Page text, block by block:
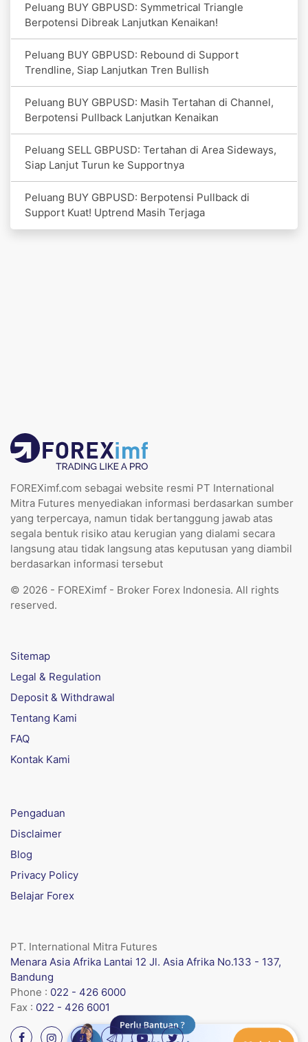
Peluang BUY GBPUSD: Symmetrical Triangle
Berpotensi Dibreak Lanjutkan Kenaikan!
Peluang BUY GBPUSD: Rebound di Support
Trendline, Siap Lanjutkan Tren Bullish
Peluang BUY GBPUSD: Masih Tertahan di Channel,
Berpotensi Pullback Lanjutkan Kenaikan
Peluang SELL GBPUSD: Tertahan di Area Sideways,
Siap Lanjut Turun ke Supportnya
Peluang BUY GBPUSD: Berpotensi Pullback di
Support Kuat! Uptrend Masih Terjaga
FOREXimf.com sebagai website resmi PT International
Mitra Futures menyediakan informasi berdasarkan sumber
yang terpercaya, namun tidak bertanggung jawab atas
segala bentuk risiko atau kerugian yang dialami secara
langsung atau tidak langsung atas keputusan yang diambil
berdasarkan informasi tersebut
© 2026 - FOREXimf - Broker Forex Indonesia. All rights
reserved.
Sitemap
Legal & Regulation
Deposit & Withdrawal
Tentang Kami
FAQ
Kontak Kami
Pengaduan
Disclaimer
Blog
Privacy Policy
Belajar Forex
PT. International Mitra Futures
Menara Asia Afrika Lantai 12 Jl. Asia Afrika No.133 - 137,
Bandung
Phone : 022 - 426 6000
Fax : 022 - 426 6001